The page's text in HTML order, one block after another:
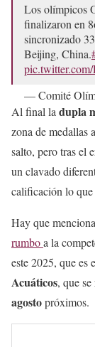
Los olímpicos
finalizaron en
sincronizado
Beijing, China.
— Comité
2025
Al final la dupla
zona de medallas
salto, pero tras el
un clavado
calificación lo
Hay que
rumboa la
este 2025, que es
Acuáticos, que
agostopróximos.